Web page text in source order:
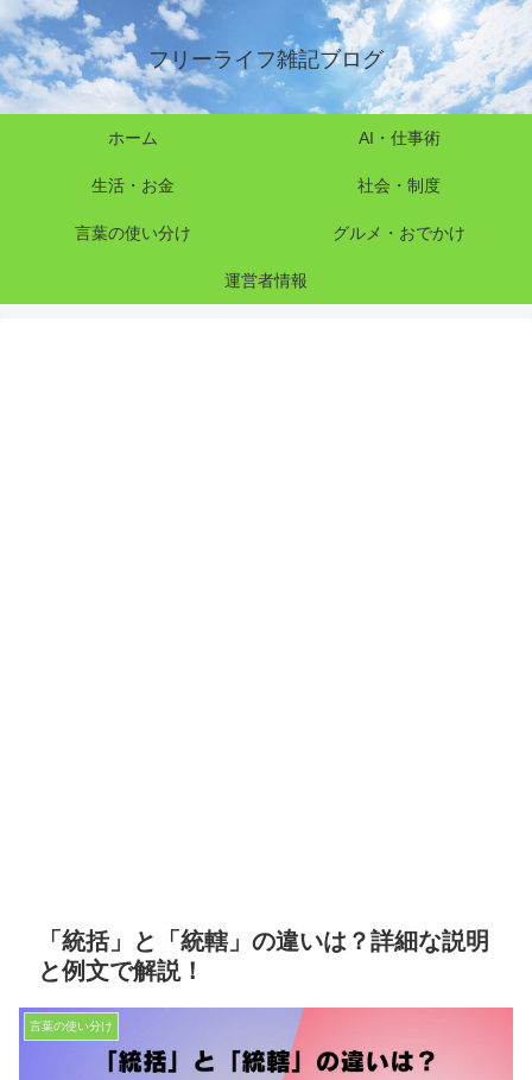
フリーライフ雑記ブログ
ホーム AI・仕事術
生活・お金 社会・制度
言葉の使い分け グルメ・おでかけ
運営者情報
「統括」と「統轄」の違いは？詳細な説明
と例文で解説！
言葉の使い分け